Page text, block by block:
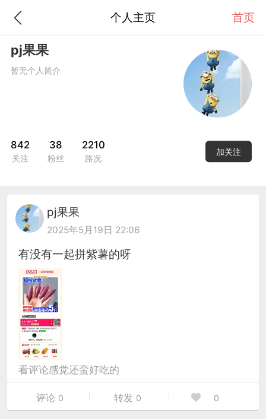
个人主页 首页
pj果果
暂无个人简介
842
关注
38
粉丝
2210
路况
加关注
pj果果
2025年5月19日 22:06
有没有一起拼紫薯的呀
看评论感觉还蛮好吃的
评论 0 转发 0 0